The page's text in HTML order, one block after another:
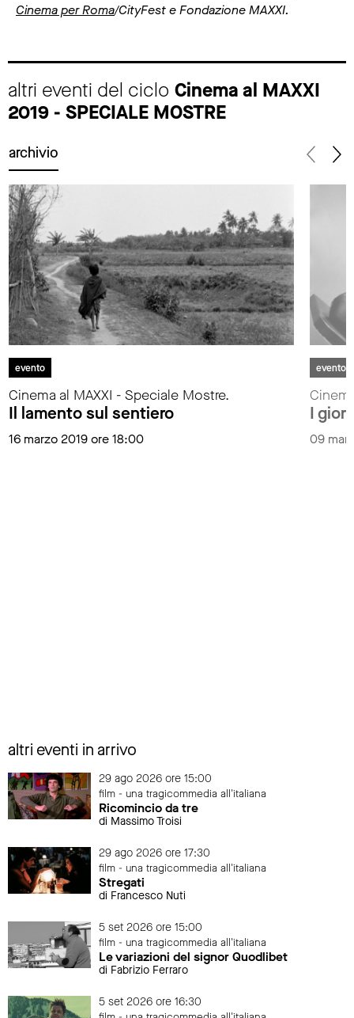
Cinema per Roma/CityFest e Fondazione MAXXI.
altri eventi del ciclo Cinema al MAXXI
2019 - SPECIALE MOSTRE
archivio
evento
Cinema al MAXXI - Speciale Mostre.
Il lamento sul sentiero
16 marzo 2019 ore 18:00
evento
I
09
altri eventi in arrivo
29 ago 2026 ore 15:00
film - una tragicommedia all'italiana
Ricomincio da tre
di Massimo Troisi
29 ago 2026 ore 17:30
film - una tragicommedia all'italiana
Stregati
di Francesco Nuti
5 set 2026 ore 15:00
film - una tragicommedia all'italiana
Le variazioni del signor Quodlibet
di Fabrizio Ferraro
5 set 2026 ore 16:30